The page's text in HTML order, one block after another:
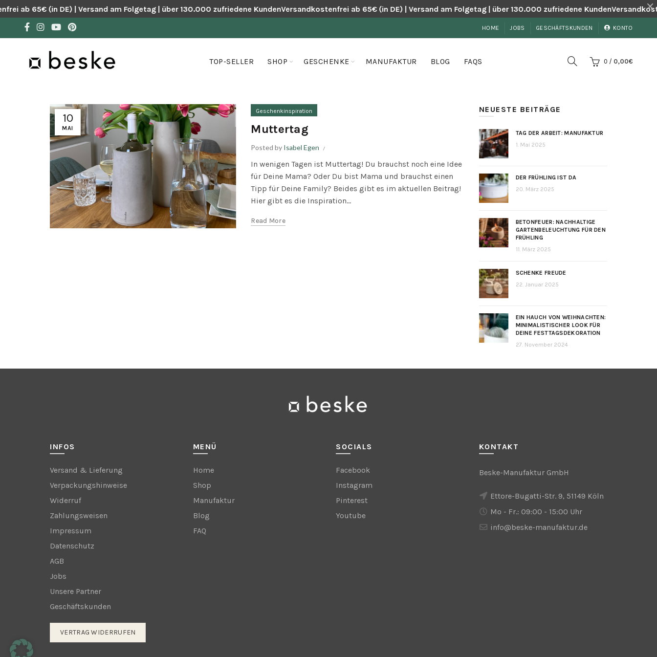
ab 65€ (in DE) | Versand am Folgetag | über 130.000 zufriedene KundenVersandkostenfrei ab 65€ (in DE) | Versand am Folgetag | über 130.000 zufriedene Kunden
HOME JOBS GESCHÄFTSKUNDEN KONTO
TOP-SELLER SHOP GESCHENKE MANUFAKTUR BLOG FAQS 0 / 0,00€
10
MAI
Geschenkinspiration
Muttertag
Posted by Isabel Egen
In wenigen Tagen ist Muttertag! Du brauchst noch eine Idee
für Deine Mama? Oder Du bist Mama und brauchst einen
Tipp für Deine Family? Beides gibt es im aktuellen Beitrag!
Hier gibt es die Inspiration...
Read More
NEUESTE BEITRÄGE
TAG DER ARBEIT: MANUFAKTUR
1. Mai 2025
DER FRÜHLING IST DA
20. März 2025
BETONFEUER: NACHHALTIGE
GARTENBELEUCHTUNG FÜR DEN
FRÜHLING
11. März 2025
SCHENKE FREUDE
22. Januar 2025
EIN HAUCH VON WEIHNACHTEN:
MINIMALISTISCHER LOOK FÜR
DEINE FESTTAGSDEKORATION
27. November 2024
INFOS
Versand & Lieferung
Verpackungshinweise
Widerruf
Zahlungsweisen
Impressum
Datenschutz
AGB
Jobs
Unsere Partner
Geschäftskunden
VERTRAG WIDERRUFEN
MENÜ
Home
Shop
Manufaktur
Blog
FAQ
SOCIALS
Facebook
Instagram
Pinterest
Youtube
KONTAKT
Beske-Manufaktur GmbH
Ettore-Bugatti-Str. 9, 51149 Köln
Mo - Fr.: 09:00 - 15:00 Uhr
info@beske-manufaktur.de